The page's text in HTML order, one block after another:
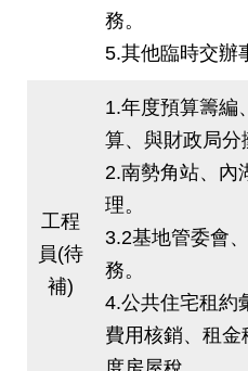
務。
5.其他臨時交辦
工程
員(待
補)
1.年度預算籌編
算、與財政局分
2.南勢角站、內
理。
3.2基地管委會
務。
4.公共住宅租約
費用核銷、租